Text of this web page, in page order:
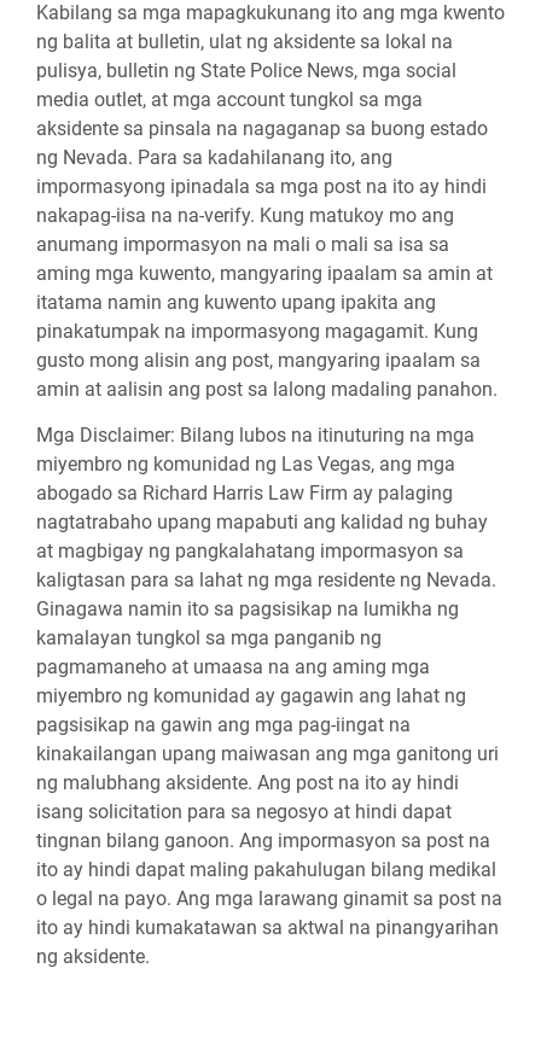
Kabilang sa mga mapagkukunang ito ang mga kwento
ng balita at bulletin, ulat ng aksidente sa lokal na
pulisya, bulletin ng State Police News, mga social
media outlet, at mga account tungkol sa mga
aksidente sa pinsala na nagaganap sa buong estado
ng Nevada. Para sa kadahilanang ito, ang
impormasyong ipinadala sa mga post na ito ay hindi
nakapag-iisa na na-verify. Kung matukoy mo ang
anumang impormasyon na mali o mali sa isa sa
aming mga kuwento, mangyaring ipaalam sa amin at
itatama namin ang kuwento upang ipakita ang
pinakatumpak na impormasyong magagamit. Kung
gusto mong alisin ang post, mangyaring ipaalam sa
amin at aalisin ang post sa lalong madaling panahon.
Mga Disclaimer: Bilang lubos na itinuturing na mga
miyembro ng komunidad ng Las Vegas, ang mga
abogado sa Richard Harris Law Firm ay palaging
nagtatrabaho upang mapabuti ang kalidad ng buhay
at magbigay ng pangkalahatang impormasyon sa
kaligtasan para sa lahat ng mga residente ng Nevada.
Ginagawa namin ito sa pagsisikap na lumikha ng
kamalayan tungkol sa mga panganib ng
pagmamaneho at umaasa na ang aming mga
miyembro ng komunidad ay gagawin ang lahat ng
pagsisikap na gawin ang mga pag-iingat na
kinakailangan upang maiwasan ang mga ganitong uri
ng malubhang aksidente. Ang post na ito ay hindi
isang solicitation para sa negosyo at hindi dapat
tingnan bilang ganoon. Ang impormasyon sa post na
ito ay hindi dapat maling pakahulugan bilang medikal
o legal na payo. Ang mga larawang ginamit sa post na
ito ay hindi kumakatawan sa aktwal na pinangyarihan
ng aksidente.